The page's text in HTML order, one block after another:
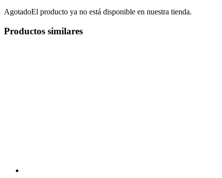
AgotadoEl producto ya no está disponible en nuestra tienda.
Productos similares